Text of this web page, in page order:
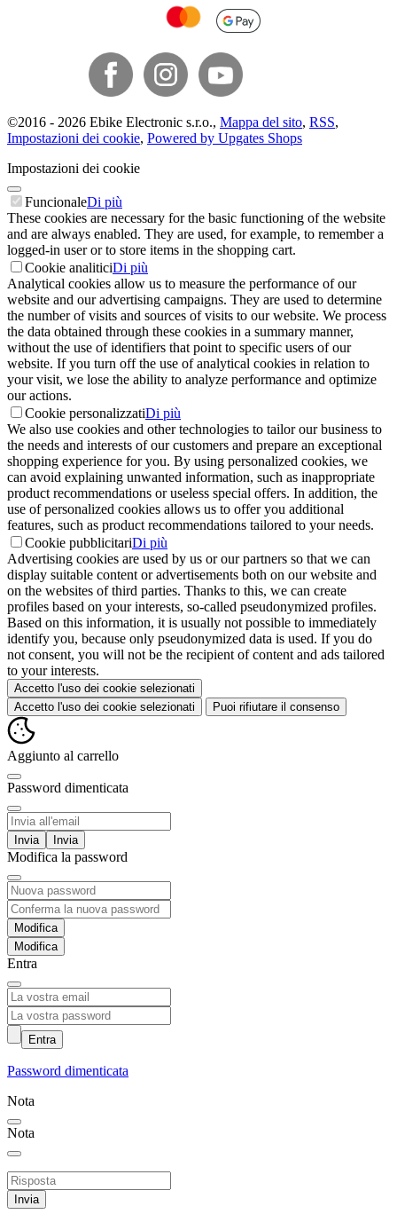
©2016 - 2026 Ebike Electronic s.r.o., Mappa del sito, RSS,
Impostazioni dei cookie, Powered by Upgates Shops
Impostazioni dei cookie
FuncionaleDi più
These cookies are necessary for the basic functioning of the website
and are always enabled. They are used, for example, to remember a
logged-in user or to store items in the shopping cart.
Cookie analiticiDi più
Analytical cookies allow us to measure the performance of our
website and our advertising campaigns. They are used to determine
the number of visits and sources of visits to our website. We process
the data obtained through these cookies in a summary manner,
without the use of identifiers that point to specific users of our
website. If you turn off the use of analytical cookies in relation to
your visit, we lose the ability to analyze performance and optimize
our actions.
Cookie personalizzatiDi più
We also use cookies and other technologies to tailor our business to
the needs and interests of our customers and prepare an exceptional
shopping experience for you. By using personalized cookies, we
can avoid explaining unwanted information, such as inappropriate
product recommendations or useless special offers. In addition, the
use of personalized cookies allows us to offer you additional
features, such as product recommendations tailored to your needs.
Cookie pubblicitariDi più
Advertising cookies are used by us or our partners so that we can
display suitable content or advertisements both on our website and
on the websites of third parties. Thanks to this, we can create
profiles based on your interests, so-called pseudonymized profiles.
Based on this information, it is usually not possible to immediately
identify you, because only pseudonymized data is used. If you do
not consent, you will not be the recipient of content and ads tailored
to your interests.
Accetto l'uso dei cookie selezionati
Accetto l'uso dei cookie selezionati
Puoi rifiutare il consenso
Aggiunto al carrello
Password dimenticata
Invia
Modifica la password
Modifica
Entra
Entra
Password dimenticata
Nota
Nota
Invia